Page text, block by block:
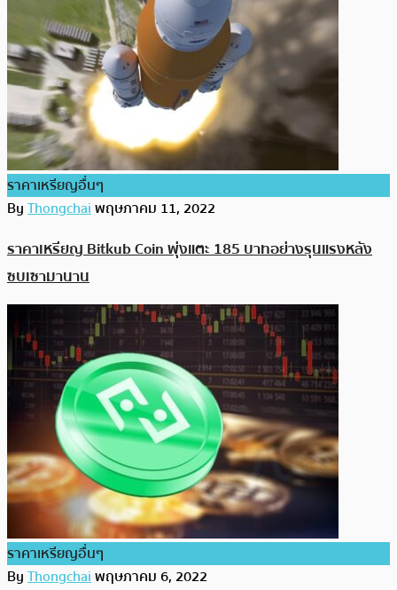
ราคาเหรียญอื่นๆ
ByThongchaiพฤษภาคม 11, 2022
ราคาเหรียญ Bitkub Coin พุ่งแตะ 185 บาทอย่างรุนแรงหลัง
ซบเซามานาน
ราคาเหรียญอื่นๆ
ByThongchaiพฤษภาคม 6, 2022